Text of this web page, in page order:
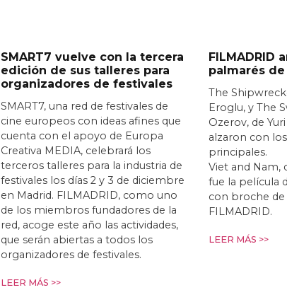
SMART7 vuelve con la tercera
edición de sus talleres para
organizadores de festivales
SMART7, una red de festivales de
cine europeos con ideas afines que
cuenta con el apoyo de Europa
Creativa MEDIA, celebrará los
terceros talleres para la industria de
festivales los días 2 y 3 de diciembre
en Madrid. FILMADRID, como uno
de los miembros fundadores de la
red, acoge este año las actividades,
que serán abiertas a todos los
organizadores de festivales.
LEER MÁS >>
FILMADRID
palmarés de
The
Eroglu, y The
Ozerov, de
alzaron con
principales.
Viet and Nam,
fue la película
con broche de
FILMADRID.
LEER MÁS >>